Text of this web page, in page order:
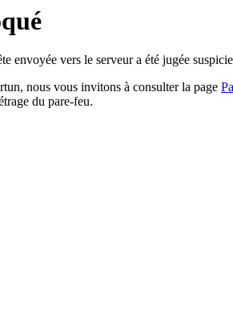
envoyée vers le serveur a été jugée
nous vous invitons à consulter la page
du pare-feu.